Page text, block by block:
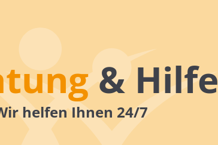
& Hilfe
helfen Ihnen 24/7